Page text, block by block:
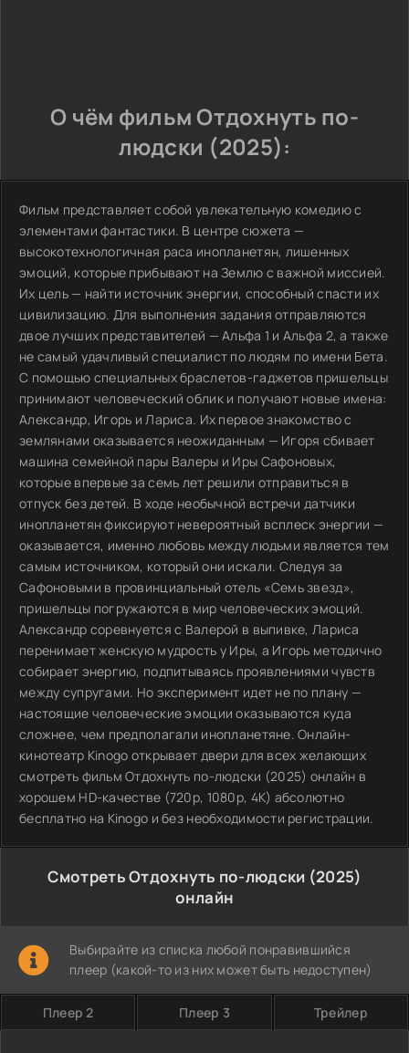
О чём фильм Отдохнуть по-
людски (2025):
Фильм представляет собой увлекательную комедию с
элементами фантастики. В центре сюжета —
высокотехнологичная раса инопланетян, лишенных
эмоций, которые прибывают на Землю с важной миссией.
Их цель — найти источник энергии, способный спасти их
цивилизацию. Для выполнения задания отправляются
двое лучших представителей — Альфа 1 и Альфа 2, а также
не самый удачливый специалист по людям по имени Бета.
С помощью специальных браслетов-гаджетов пришельцы
принимают человеческий облик и получают новые имена:
Александр, Игорь и Лариса. Их первое знакомство с
землянами оказывается неожиданным — Игоря сбивает
машина семейной пары Валеры и Иры Сафоновых,
которые впервые за семь лет решили отправиться в
отпуск без детей. В ходе необычной встречи датчики
инопланетян фиксируют невероятный всплеск энергии —
оказывается, именно любовь между людьми является тем
самым источником, который они искали. Следуя за
Сафоновыми в провинциальный отель «Семь звезд»,
пришельцы погружаются в мир человеческих эмоций.
Александр соревнуется с Валерой в выпивке, Лариса
перенимает женскую мудрость у Иры, а Игорь методично
собирает энергию, подпитываясь проявлениями чувств
между супругами. Но эксперимент идет не по плану —
настоящие человеческие эмоции оказываются куда
сложнее, чем предполагали инопланетяне. Онлайн-
кинотеатр Kinogo открывает двери для всех желающих
смотреть фильм Отдохнуть по-людски (2025) онлайн в
хорошем HD-качестве (720p, 1080p, 4K) абсолютно
бесплатно на Kinogo и без необходимости регистрации.
Смотреть Отдохнуть по-людски (2025)
онлайн
Выбирайте из списка любой понравившийся
плеер (какой-то из них может быть недоступен)
Плеер 2 Плеер 3 Трейлер